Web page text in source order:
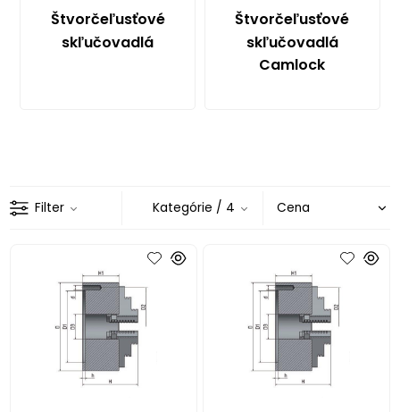
Štvorčeľusťové
skľučovadlá
Štvorčeľusťové
skľučovadlá
Camlock
Filter Kategórie / 4